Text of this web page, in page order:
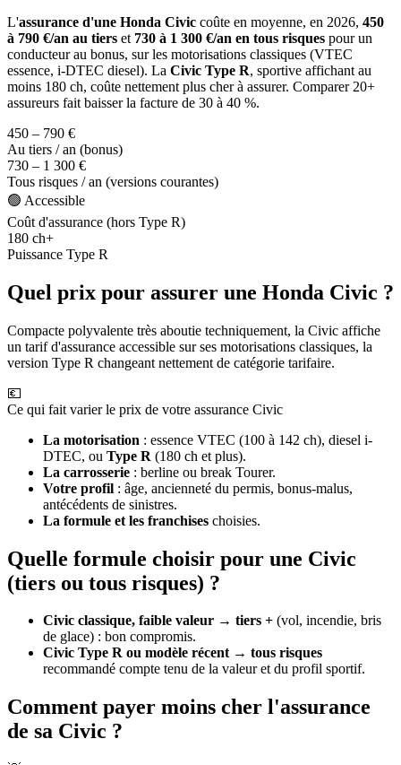
L'assurance d'une Honda Civic coûte en moyenne, en 2026, 450
à 790 €/an au tiers et 730 à 1 300 €/an en tous risques pour un
conducteur au bonus, sur les motorisations classiques (VTEC
essence, i-DTEC diesel). La Civic Type R, sportive affichant au
moins 180 ch, coûte nettement plus cher à assurer. Comparer 20+
assureurs fait baisser la facture de 30 à 40 %.
450 – 790 €
Au tiers / an (bonus)
730 – 1 300 €
Tous risques / an (versions courantes)
🟢 Accessible
Coût d'assurance (hors Type R)
180 ch+
Puissance Type R
Quel prix pour assurer une Honda Civic ?
Compacte polyvalente très aboutie techniquement, la Civic affiche
un tarif d'assurance accessible sur ses motorisations classiques, la
version Type R changeant nettement de catégorie tarifaire.
💶
Ce qui fait varier le prix de votre assurance Civic
La motorisation : essence VTEC (100 à 142 ch), diesel i-
DTEC, ou Type R (180 ch et plus).
La carrosserie : berline ou break Tourer.
Votre profil : âge, ancienneté du permis, bonus-malus,
antécédents de sinistres.
La formule et les franchises choisies.
Quelle formule choisir pour une Civic
(tiers ou tous risques) ?
Civic classique, faible valeur → tiers + (vol, incendie, bris
de glace) : bon compromis.
Civic Type R ou modèle récent→ tous risques
recommandé compte tenu de la valeur et du profil sportif.
Comment payer moins cher l'assurance
de sa Civic ?